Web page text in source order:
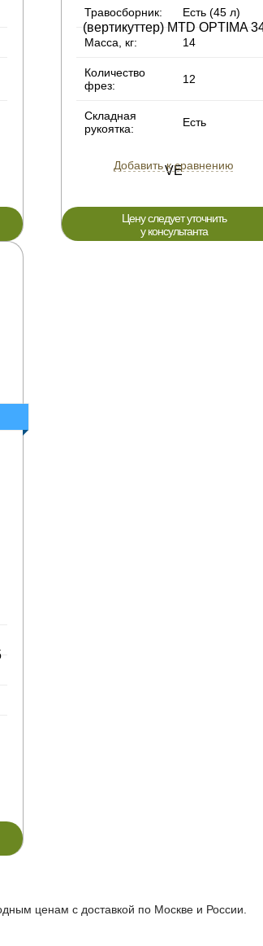
Травосборник: Есть (45 л)
Масса, кг: 14
Количество
фрез:
12
Складная
рукоятка:
Есть
Добавить к сравнению
Цену следует уточнить
у консультанта
ценам с доставкой по Москве и России.